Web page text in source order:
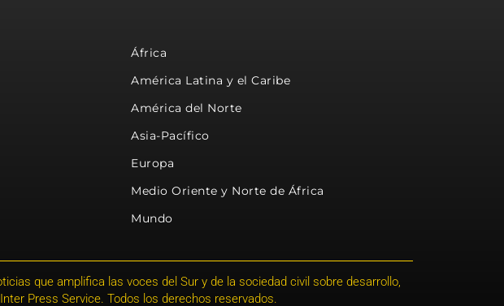
África
América Latina y el Caribe
América del Norte
Asia-Pacífico
Europa
Medio Oriente y Norte de África
Mundo
que amplifica las voces del Sur y de la sociedad civil sobre desarrollo,
Press Service. Todos los derechos reservados.